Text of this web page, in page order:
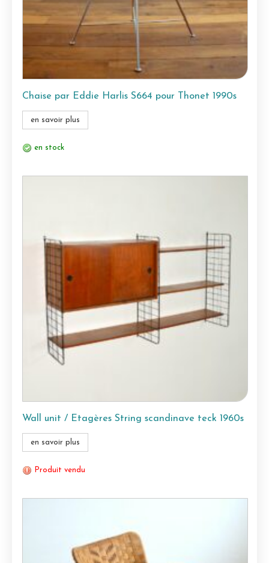
Chaise par Eddie Harlis S664 pour Thonet 1990s
en savoir plus
en stock
Wall unit / Etagères String scandinave teck 1960s
en savoir plus
Produit vendu